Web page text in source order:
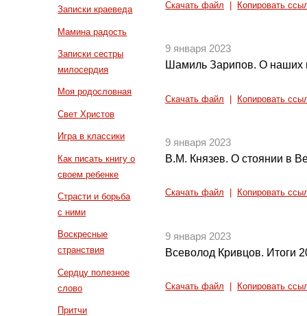
Записки краеведа
Мамина радость
Записки сестры
милосердия
Моя родословная
Свет Христов
Игра в классики
Как писать книгу о
своем ребенке
Страсти и борьба
с ними
Воскресные
странствия
Сердцу полезное
слово
Притчи
Скачать файл Копировать
9 января 2023
Шамиль Зарипов. О наших
Скачать файл Копировать
9 января 2023
В.М. Князев. О стоянии в
Скачать файл Копировать
9 января 2023
Всеволод Кривцов. Итоги
Скачать файл Копировать